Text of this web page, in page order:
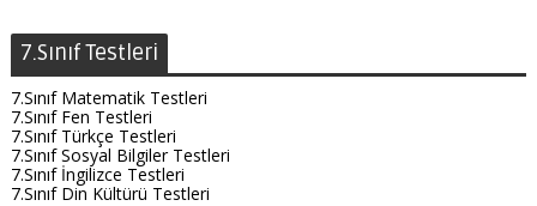
7.Sınıf Testleri
7.Sınıf Matematik Testleri
7.Sınıf Fen Testleri
7.Sınıf Türkçe Testleri
7.Sınıf Sosyal Bilgiler Testleri
7.Sınıf İngilizce Testleri
7.Sınıf Din Kültürü Testleri